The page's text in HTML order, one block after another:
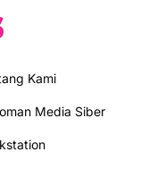
Kami
Media Siber